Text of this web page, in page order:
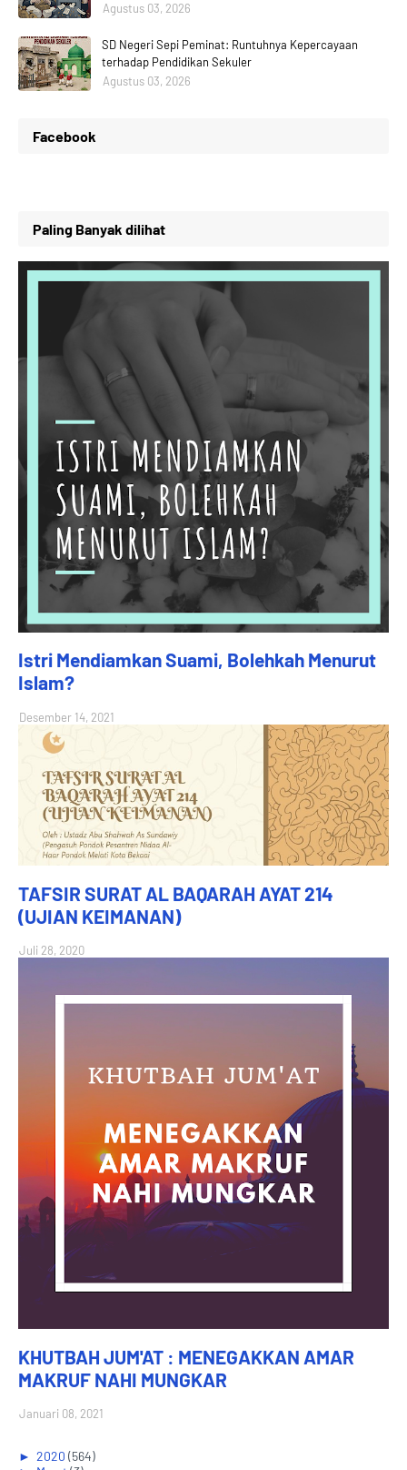
Agustus 03, 2026
SD Negeri Sepi Peminat: Runtuhnya Kepercayaan
terhadap Pendidikan Sekuler
Agustus 03, 2026
Facebook
Paling Banyak dilihat
Istri Mendiamkan Suami, Bolehkah Menurut
Islam?
Desember 14, 2021
TAFSIR SURAT AL BAQARAH AYAT 214
(UJIAN KEIMANAN)
Juli 28, 2020
KHUTBAH JUM'AT : MENEGAKKAN AMAR
MAKRUF NAHI MUNGKAR
Januari 08, 2021
► 2020 (564)